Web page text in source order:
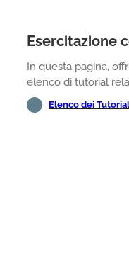
Esercitazione
In questa pagina,
elenco di tutorial
Elenco dei